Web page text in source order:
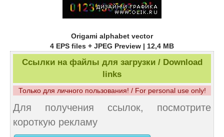
Origami alphabet vector
4 EPS files + JPEG Preview | 12,4 MB
Ссылки на файлы для загрузки / Download
links
Только для личного пользования! / For personal use only!
Для получения ссылок, посмотрите
короткую рекламу